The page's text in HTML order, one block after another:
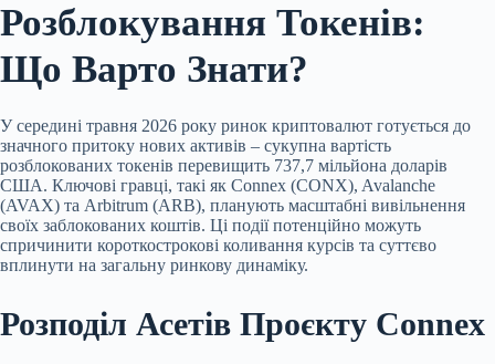
Розблокування Токенів:
Що Варто Знати?
У середині травня 2026 року ринок криптовалют готується до
значного притоку нових активів – сукупна вартість
розблокованих токенів перевищить 737,7 мільйона доларів
США. Ключові гравці, такі як Connex (CONX), Avalanche
(AVAX) та Arbitrum (ARB), планують масштабні вивільнення
своїх заблокованих коштів. Ці події потенційно можуть
спричинити короткострокові коливання курсів та суттєво
вплинути на загальну ринкову динаміку.
Розподіл Асетів Проєкту Connex